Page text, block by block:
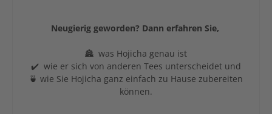
Neugierig geworden? Dann erfahren Sie,
🏯 was Hojicha genau ist
✔️ wie er sich von anderen Tees unterscheidet und
🍵 wie Sie Hojicha ganz einfach zu Hause zubereiten
können.